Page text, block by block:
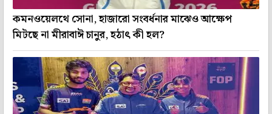
কমনওয়েলথে সোনা, হাজারো সংবর্ধনার মাঝেও আক্ষেপ
মিটছে না মীরাবাঈ চানুর, হঠাৎ কী হল?